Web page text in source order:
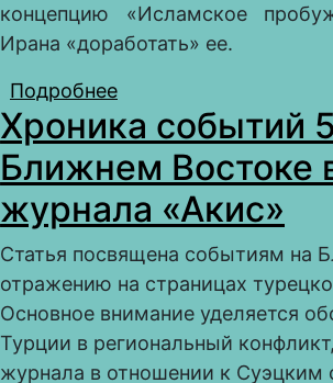
концепцию «Исламское
Ирана «доработать» ее.
Подробнее
Хроника событий
Ближнем Востоке
журнала «Акис»
Статья посвящена событиям на
отражению на страницах
Основное внимание уделяется
Турции в региональный
журнала в отношении к Суэцким